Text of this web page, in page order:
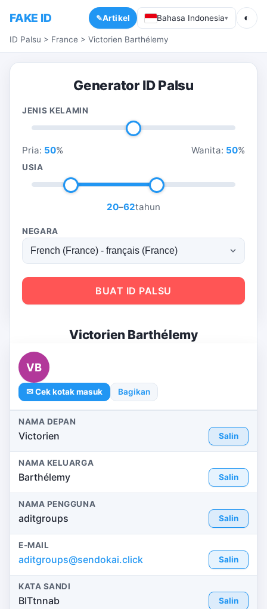
FAKE ID Artikel Bahasa Indonesia▾ ◐
ID Palsu > France > Victorien Barthélemy
Generator ID Palsu
JENIS KELAMIN
Pria: 50% Wanita: 50%
USIA
20–62tahun
NEGARA
BUAT ID PALSU
Victorien Barthélemy
VB
✉ Cek kotak masuk Bagikan
NAMA DEPAN
Victorien Salin
NAMA KELUARGA
Barthélemy Salin
NAMA PENGGUNA
aditgroups Salin
E-MAIL
aditgroups@sendokai.click Salin
KATA SANDI
BITtnnab Salin